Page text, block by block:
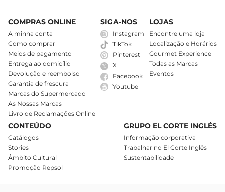
COMPRAS ONLINE
A minha conta
Como comprar
Meios de pagamento
Entrega ao domicílio
Devolução e reembolso
Garantia de frescura
Marcas do Supermercado
As Nossas Marcas
Livro de Reclamações Online
SIGA-NOS
Instagram
TikTok
Pinterest
X
Facebook
Youtube
LOJAS
Encontre uma loja
Localização e Horários
Gourmet Experience
Todas as Marcas
Eventos
CONTEÚDO
Catálogos
Stories
Âmbito Cultural
Promoção Repsol
GRUPO EL CORTE INGLÉS
Informação corporativa
Trabalhar no El Corte Inglês
Sustentabilidade